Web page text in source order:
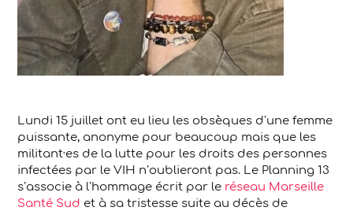
Lundi 15 juillet ont eu lieu les obsèques d’une femme
puissante, anonyme pour beaucoup mais que les
militant·es de la lutte pour les droits des personnes
infectées par le VIH n’oublieront pas. Le Planning 13
s’associe à l’hommage écrit par le réseau Marseille
Santé Sud et à sa tristesse suite au décès de